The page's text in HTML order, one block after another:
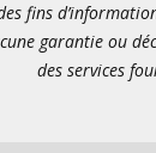
fins
garantie ou
des services